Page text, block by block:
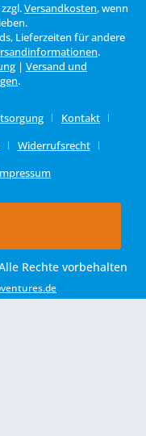
Versandkosten, wenn
Lieferzeiten für andere
.
| Versand und
.
Kontakt
Widerrufsrecht
Rechte vorbehalten